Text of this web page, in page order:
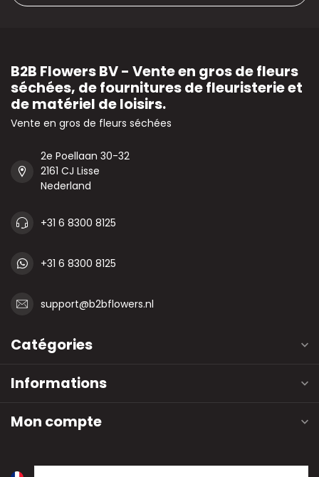
B2B Flowers BV - Vente en gros de fleurs
séchées, de fournitures de fleuristerie et
de matériel de loisirs.
Vente en gros de fleurs séchées
2e Poellaan 30-32
2161 CJ Lisse
Nederland
+31 6 8300 8125
+31 6 8300 8125
support@b2bflowers.nl
Catégories
Informations
Mon compte